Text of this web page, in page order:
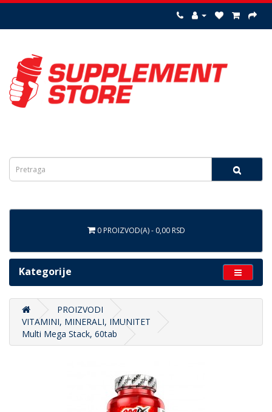
0 PROIZVOD(A) - 0,00 RSD
Kategorije
PROIZVODI
VITAMINI, MINERALI, IMUNITET
Multi Mega Stack, 60tab